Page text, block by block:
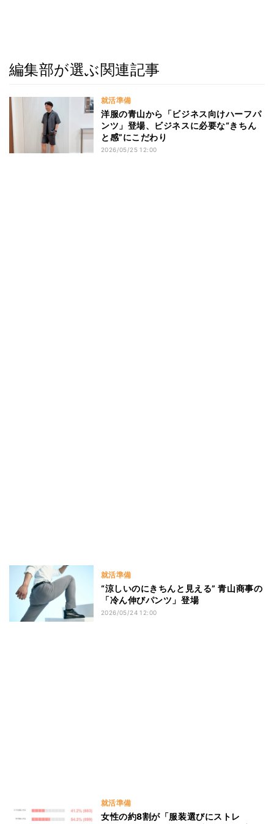
編集部が選ぶ関連記事
就活準備
洋服の青山から「ビジネス向けハーフパ
ンツ」登場、ビジネスに必要な“きちん
と感”にこだわり
2026/05/25 12:00
就活準備
“涼しいのにきちんと見える” 青山商事の
「冷ん伸びパンツ」登場
2026/05/24 12:00
就活準備
女性の約8割が「服装選びにストレ